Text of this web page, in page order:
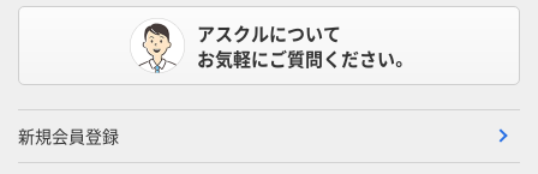
アスクルについて
お気軽にご質問ください。
新規会員登録